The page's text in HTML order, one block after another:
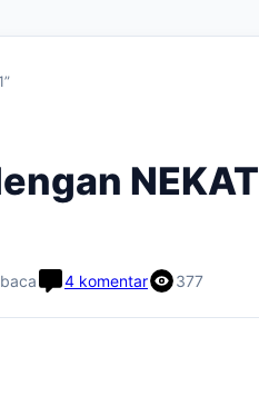
NEKAT
4 komentar 377